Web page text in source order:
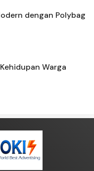
dengan Polybag
Warga